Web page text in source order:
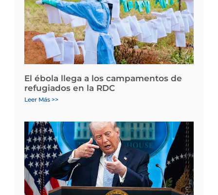
El ébola llega a los campamentos de
refugiados en la RDC
Leer Más >>